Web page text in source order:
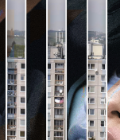
Vše o ČT